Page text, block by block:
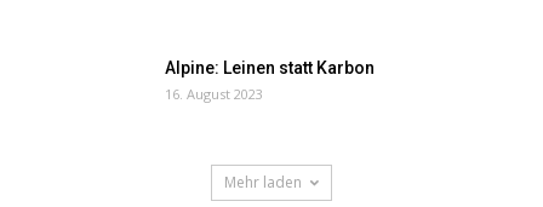
Alpine: Leinen statt Karbon
16. August 2023
Mehr laden